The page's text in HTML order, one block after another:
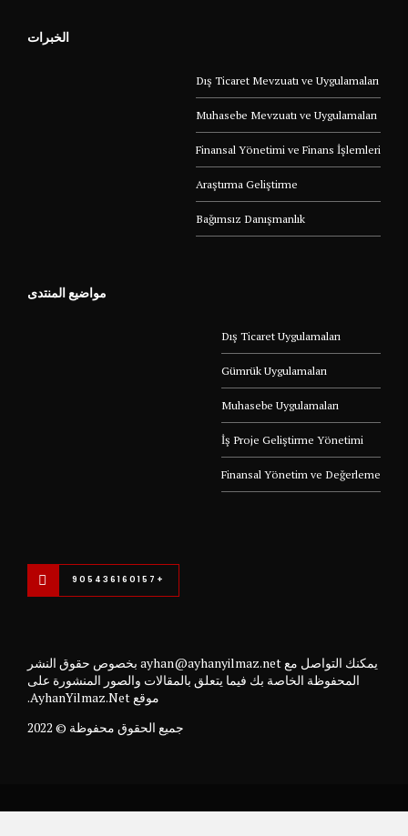
الخبرات
Dış Ticaret Mevzuatı ve Uygulamaları
Muhasebe Mevzuatı ve Uygulamaları
Finansal Yönetimi ve Finans İşlemleri
Araştırma Geliştirme
Bağımsız Danışmanlık
مواضيع المنتدى
Dış Ticaret Uygulamaları
Gümrük Uygulamaları
Muhasebe Uygulamaları
İş Proje Geliştirme Yönetimi
Finansal Yönetim ve Değerleme
+905436160157
يمكنك التواصل مع ayhan@ayhanyilmaz.net بخصوص حقوق النشر
المحفوظة الخاصة بك فيما يتعلق بالمقالات والصور المنشورة على
موقع AyhanYilmaz.Net.
جميع الحقوق محفوظة © 2022